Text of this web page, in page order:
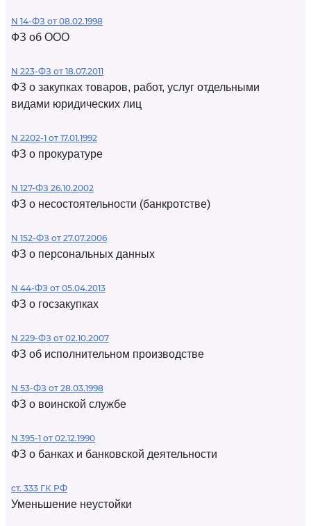
N 14-ФЗ от 08.02.1998
ФЗ об ООО
N 223-ФЗ от 18.07.2011
ФЗ о закупках товаров, работ, услуг отдельными
видами юридических лиц
N 2202-1 от 17.01.1992
ФЗ о прокуратуре
N 127-ФЗ 26.10.2002
ФЗ о несостоятельности (банкротстве)
N 152-ФЗ от 27.07.2006
ФЗ о персональных данных
N 44-ФЗ от 05.04.2013
ФЗ о госзакупках
N 229-ФЗ от 02.10.2007
ФЗ об исполнительном производстве
N 53-ФЗ от 28.03.1998
ФЗ о воинской службе
N 395-1 от 02.12.1990
ФЗ о банках и банковской деятельности
ст. 333 ГК РФ
Уменьшение неустойки